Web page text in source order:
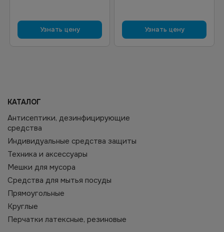
Узнать цену Узнать цену
КАТАЛОГ
Антисептики, дезинфицирующие
средства
Индивидуальные средства защиты
Техника и аксессуары
Мешки для мусора
Средства для мытья посуды
Прямоугольные
Круглые
Перчатки латексные, резиновые